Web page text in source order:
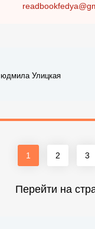
Улицкая
1 2 3
Перейти на